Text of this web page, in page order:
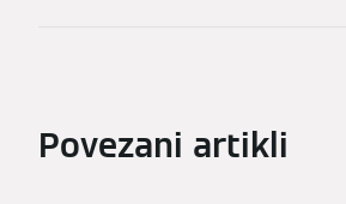
Povezani artikli